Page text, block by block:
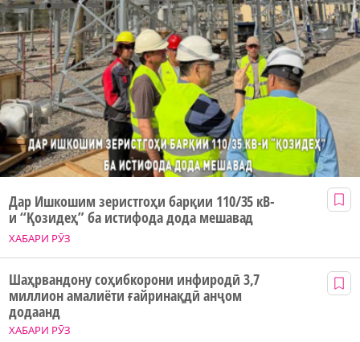
ХАБАРИ РӮЗ
Дар Ишкошим зеристгоҳи барқии 110/35 кВ-
и “Қозидеҳ” ба истифода дода мешавад
ХАБАРИ РӮЗ
Шаҳрвандону соҳибкорони инфиродӣ 3,7
миллион амалиёти ғайринақдӣ анҷом
додаанд